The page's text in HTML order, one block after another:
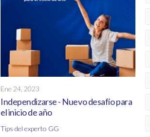
Ene 24, 2023
Independizarse - Nuevo desafío para
el inicio de año
Tips del experto GG